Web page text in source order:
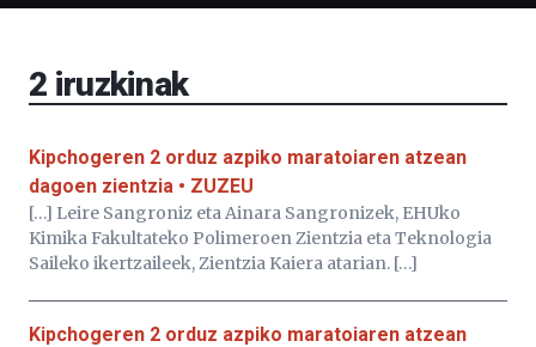
2 iruzkinak
Kipchogeren 2 orduz azpiko maratoiaren atzean
dagoen zientzia • ZUZEU
[…] Leire Sangroniz eta Ainara Sangronizek, EHUko
Kimika Fakultateko Polimeroen Zientzia eta Teknologia
Saileko ikertzaileek, Zientzia Kaiera atarian. […]
Kipchogeren 2 orduz azpiko maratoiaren atzean